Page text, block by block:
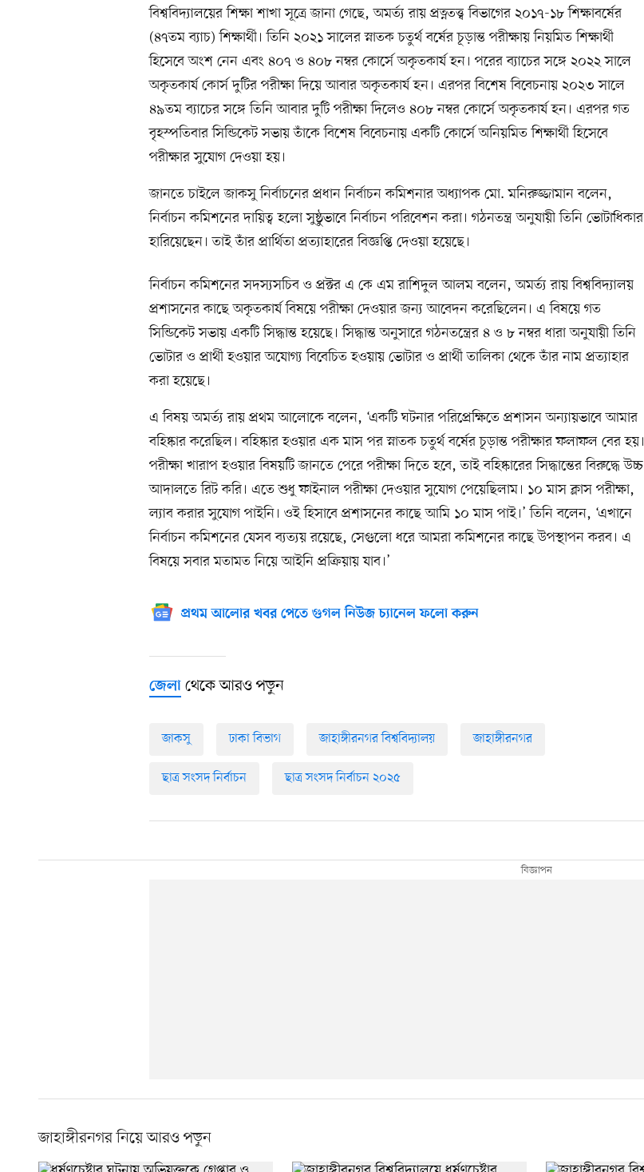
বিশ্ববিদ্যালয়ের শিক্ষা শাখা সূত্রে জানা গেছে, অমর্ত্য রায় প্রত্নতত্ত্ব বিভাগের ২০১৭-১৮ শিক্ষাবর্ষের
(৪৭তম ব্যাচ) শিক্ষার্থী। তিনি ২০২১ সালের স্নাতক চতুর্থ বর্ষের চূড়ান্ত পরীক্ষায় নিয়মিত শিক্ষার্থী
হিসেবে অংশ নেন এবং ৪০৭ ও ৪০৮ নম্বর কোর্সে অকৃতকার্য হন। পরের ব্যাচের সঙ্গে ২০২২ সালে
অকৃতকার্য কোর্স দুটির পরীক্ষা দিয়ে আবার অকৃতকার্য হন। এরপর বিশেষ বিবেচনায় ২০২৩ সালে
৪৯তম ব্যাচের সঙ্গে তিনি আবার দুটি পরীক্ষা দিলেও ৪০৮ নম্বর কোর্সে অকৃতকার্য হন। এরপর গত
বৃহস্পতিবার সিন্ডিকেট সভায় তাঁকে বিশেষ বিবেচনায় একটি কোর্সে অনিয়মিত শিক্ষার্থী হিসেবে
পরীক্ষার সুযোগ দেওয়া হয়।
জানতে চাইলে জাকসু নির্বাচনের প্রধান নির্বাচন কমিশনার অধ্যাপক মো. মনিরুজ্জামান বলেন,
নির্বাচন কমিশনের দায়িত্ব হলো সুষ্ঠুভাবে নির্বাচন পরিবেশন করা। গঠনতন্ত্র অনুযায়ী তিনি ভোটাধিকার
হারিয়েছেন। তাই তাঁর প্রার্থিতা প্রত্যাহারের বিজ্ঞপ্তি দেওয়া হয়েছে।
নির্বাচন কমিশনের সদস্যসচিব ও প্রক্টর এ কে এম রাশিদুল আলম বলেন, অমর্ত্য রায় বিশ্ববিদ্যালয়
প্রশাসনের কাছে অকৃতকার্য বিষয়ে পরীক্ষা দেওয়ার জন্য আবেদন করেছিলেন। এ বিষয়ে গত
সিন্ডিকেট সভায় একটি সিদ্ধান্ত হয়েছে। সিদ্ধান্ত অনুসারে গঠনতন্ত্রের ৪ ও ৮ নম্বর ধারা অনুযায়ী তিনি
ভোটার ও প্রার্থী হওয়ার অযোগ্য বিবেচিত হওয়ায় ভোটার ও প্রার্থী তালিকা থেকে তাঁর নাম প্রত্যাহার
করা হয়েছে।
এ বিষয় অমর্ত্য রায় প্রথম আলোকে বলেন, ‘একটি ঘটনার পরিপ্রেক্ষিতে প্রশাসন অন্যায়ভাবে আমার
বহিষ্কার করেছিল। বহিষ্কার হওয়ার এক মাস পর স্নাতক চতুর্থ বর্ষের চূড়ান্ত পরীক্ষার ফলাফল বের হয়।
পরীক্ষা খারাপ হওয়ার বিষয়টি জানতে পেরে পরীক্ষা দিতে হবে, তাই বহিষ্কারের সিদ্ধান্তের বিরুদ্ধে উচ্চ
আদালতে রিট করি। এতে শুধু ফাইনাল পরীক্ষা দেওয়ার সুযোগ পেয়েছিলাম। ১০ মাস ক্লাস পরীক্ষা,
ল্যাব করার সুযোগ পাইনি। ওই হিসাবে প্রশাসনের কাছে আমি ১০ মাস পাই।’ তিনি বলেন, ‘এখানে
নির্বাচন কমিশনের যেসব ব্যত্যয় রয়েছে, সেগুলো ধরে আমরা কমিশনের কাছে উপস্থাপন করব। এ
বিষয়ে সবার মতামত নিয়ে আইনি প্রক্রিয়ায় যাব।’
প্রথম আলোর খবর পেতে গুগল নিউজ চ্যানেল ফলো করুন
জেলা থেকে আরও পড়ুন
জাকসু ঢাকা বিভাগ জাহাঙ্গীরনগর বিশ্ববিদ্যালয় জাহাঙ্গীরনগর
ছাত্র সংসদ নির্বাচন ছাত্র সংসদ নির্বাচন ২০২৫
জাহাঙ্গীরনগর নিয়ে আরও পড়ুন